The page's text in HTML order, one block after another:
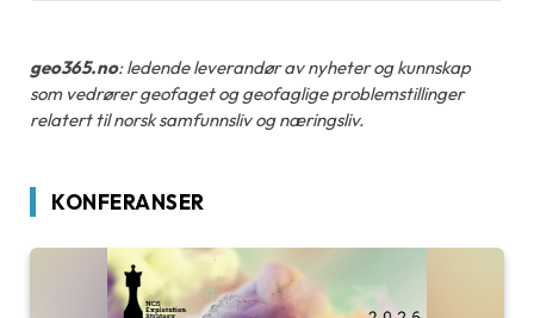
geo365.no: ledende leverandør av nyheter og kunnskap
som vedrører geofaget og geofaglige problemstillinger
relatert til norsk samfunnsliv og næringsliv.
KONFERANSER